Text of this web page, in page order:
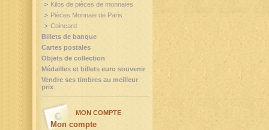
Kilos de pièces de monnaies
Pièces Monnaie de Paris
Coincard
Billets de banque
Cartes postales
Objets de collection
Médailles et billets euro souvenir
Vendre ses timbres au meilleur
prix
MON COMPTE
Mon compte